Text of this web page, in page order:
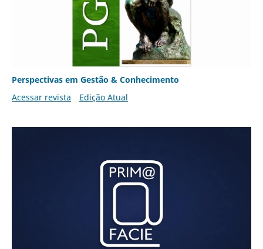
Perspectivas em Gestão & Conhecimento
Acessar revista
Edição Atual